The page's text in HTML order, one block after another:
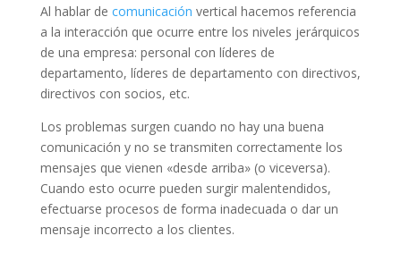
Al hablar de comunicación vertical hacemos referencia
a la interacción que ocurre entre los niveles jerárquicos
de una empresa: personal con líderes de
departamento, líderes de departamento con directivos,
directivos con socios, etc.
Los problemas surgen cuando no hay una buena
comunicación y no se transmiten correctamente los
mensajes que vienen «desde arriba» (o viceversa).
Cuando esto ocurre pueden surgir malentendidos,
efectuarse procesos de forma inadecuada o dar un
mensaje incorrecto a los clientes.